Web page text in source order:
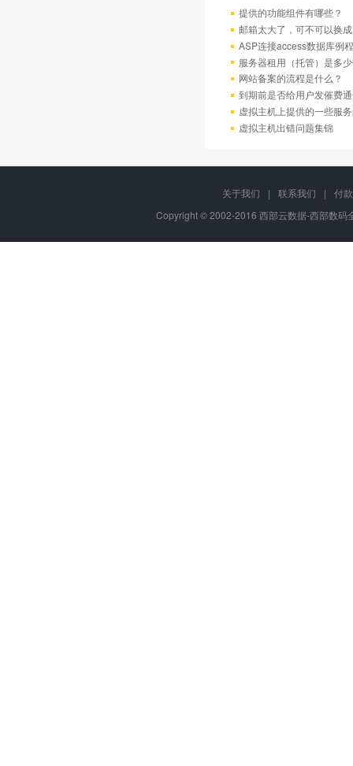
提供的功能组件有哪些？
邮箱太大了，可不可以换
ASP连接access数据库例程
服务器租用（托管）是多
网站备案的流程是什么？
到期前是否给用户发催费
虚拟主机上提供的一些服
虚拟主机出错问题集锦
关于我们 | 联系我们 |
付
Copyright © 2002-2016 西部云数据-西部数